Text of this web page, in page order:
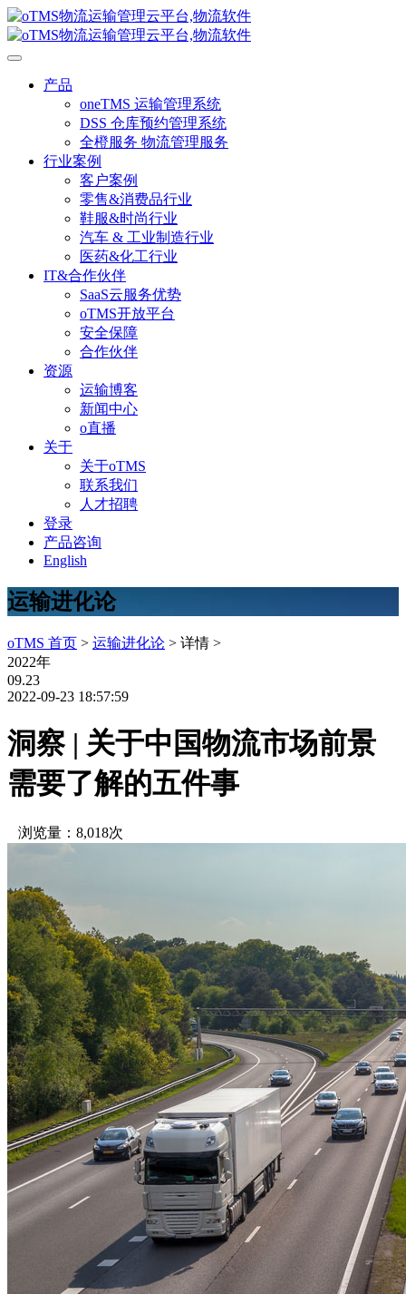
产品
oneTMS 运输管理系统
DSS 仓库预约管理系统
全橙服务 物流管理服务
行业案例
客户案例
零售&消费品行业
鞋服&时尚行业
汽车 & 工业制造行业
医药&化工行业
IT&合作伙伴
SaaS云服务优势
oTMS开放平台
安全保障
合作伙伴
资源
运输博客
新闻中心
o直播
关于
关于oTMS
联系我们
人才招聘
登录
产品咨询
English
运输进化论
oTMS 首页 > 运输进化论 > 详情 >
2022年
09.23
2022-09-23 18:57:59
洞察 | 关于中国物流市场前景
需要了解的五件事
浏览量：8,018次